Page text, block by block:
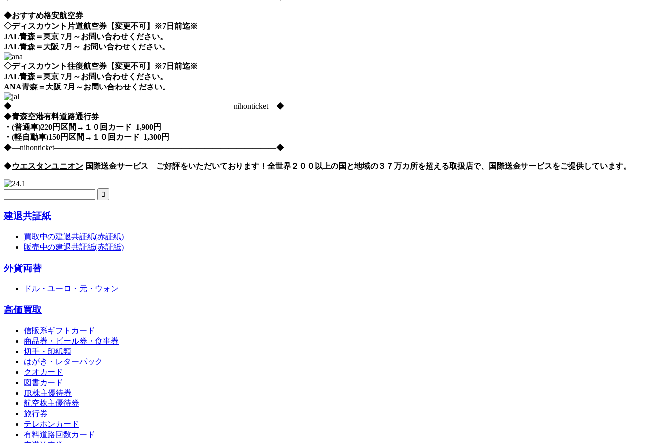
◆おすすめ格安航空券
◇ディスカウント片道航空券【変更不可】※7日前迄※
JAL青森＝東京 7月～お問い合わせください。
JAL青森＝大阪 7月～ お問い合わせください。
◇ディスカウント往復航空券【変更不可】※7日前迄※
JAL青森＝東京 7月～お問い合わせください。
ANA青森＝大阪 7月～お問い合わせください。
◆――――――――――――――――――――――――――――nihonticket―◆
◆青森空港有料道路通行券
・(普通車)220円区間→１０回カード 1,900円
・(軽自動車)150円区間→１０回カード 1,300円
◆―nihonticket――――――――――――――――――――――――――――◆
◆ウエスタンユニオン 国際送金サービス ご好評をいただいております！全世界２００以上の国と地域の３７万カ所を超える取扱店で、国際送金サービスをご提供しています。
建退共証紙
買取中の建退共証紙(赤証紙)
販売中の建退共証紙(赤証紙)
外貨両替
ドル・ユーロ・元・ウォン
高価買取
信販系ギフトカード
商品券・ビール券・食事券
切手・印紙類
はがき・レターパック
クオカード
図書カード
JR株主優待券
航空株主優待券
旅行券
テレホンカード
有料道路回数カード